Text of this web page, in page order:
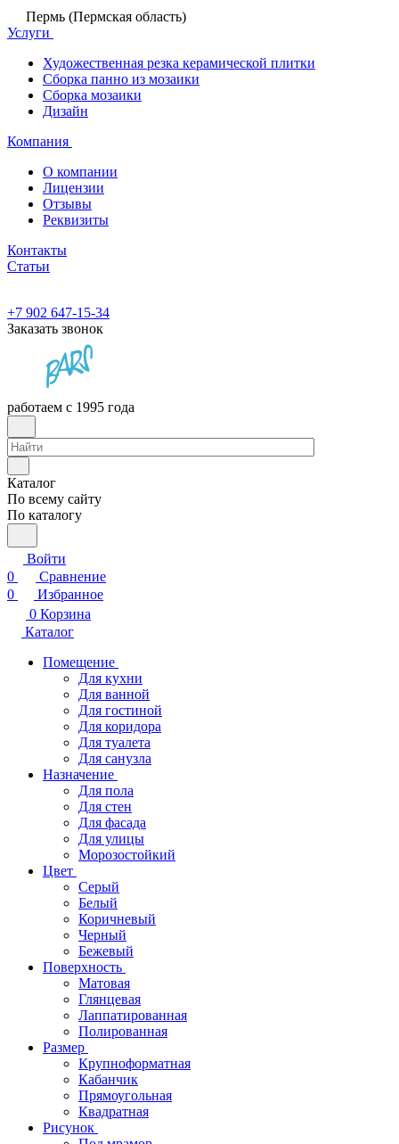
Пермь (Пермская область)
Услуги
Художественная резка керамической плитки
Сборка панно из мозаики
Сборка мозаики
Дизайн
Компания
О компании
Лицензии
Отзывы
Реквизиты
Контакты
Статьи
+7 902 647-15-34
Заказать звонок
работаем с 1995 года
Каталог
По всему сайту
По каталогу
Войти
0
Сравнение
0
Избранное
0 Корзина
Каталог
Помещение
Для кухни
Для ванной
Для гостиной
Для коридора
Для туалета
Для санузла
Назначение
Для пола
Для стен
Для фасада
Для улицы
Морозостойкий
Цвет
Серый
Белый
Коричневый
Черный
Бежевый
Поверхность
Матовая
Глянцевая
Лаппатированная
Полированная
Размер
Крупноформатная
Кабанчик
Прямоугольная
Квадратная
Рисунок